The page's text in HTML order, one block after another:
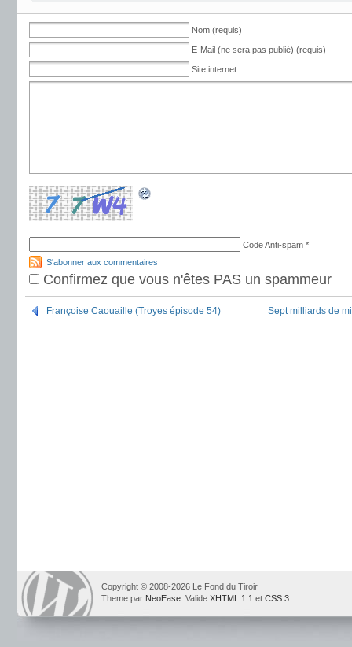
Nom (requis)
E-Mail (ne sera pas publié) (requis)
Site internet
Code Anti-spam *
S'abonner aux commentaires
Confirmez que vous n'êtes PAS un spammeur
Françoise Caouaille (Troyes épisode 54) Sept milliards de
Copyright © 2008-2026 Le Fond du Tiroir
Theme par NeoEase . Valide XHTML 1.1 et CSS 3